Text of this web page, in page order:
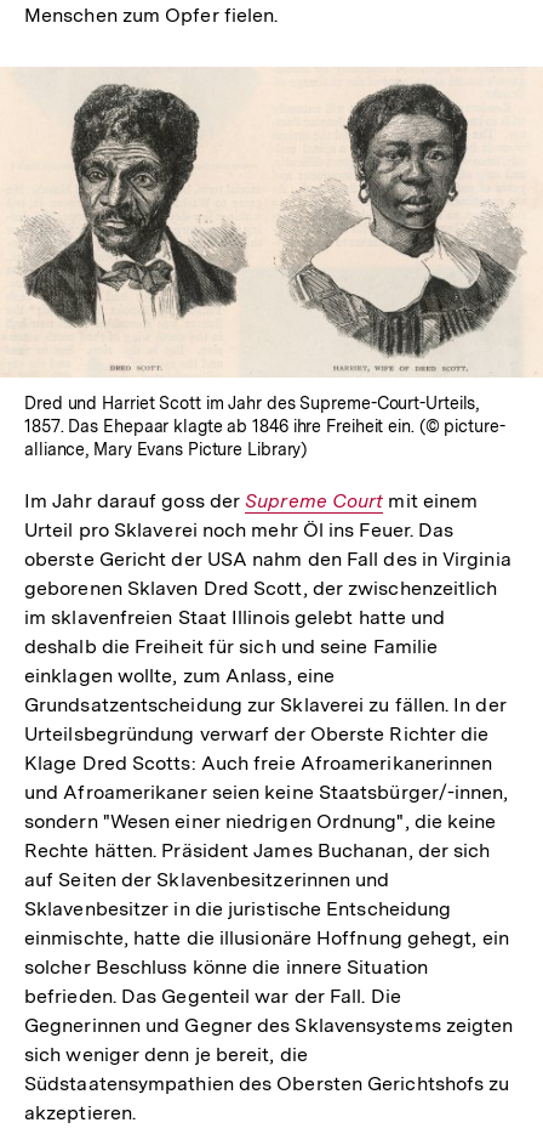
Link:
Menschen zum Opfer fielen.
Dred und Harriet Scott im Jahr des Supreme-Court-Urteils,
1857. Das Ehepaar klagte ab 1846 ihre Freiheit ein. (© picture-
alliance, Mary Evans Picture Library)
Im Jahr darauf goss derInterner
Link:
Supreme Court mit einem
Urteil pro Sklaverei noch mehr Öl ins Feuer. Das
oberste Gericht der USA nahm den Fall des in Virginia
geborenen Sklaven Dred Scott, der zwischenzeitlich
im sklavenfreien Staat Illinois gelebt hatte und
deshalb die Freiheit für sich und seine Familie
einklagen wollte, zum Anlass, eine
Grundsatzentscheidung zur Sklaverei zu fällen. In der
Urteilsbegründung verwarf der Oberste Richter die
Klage Dred Scotts: Auch freie Afroamerikanerinnen
und Afroamerikaner seien keine Staatsbürger/-innen,
sondern "Wesen einer niedrigen Ordnung", die keine
Rechte hätten. Präsident James Buchanan, der sich
auf Seiten der Sklavenbesitzerinnen und
Sklavenbesitzer in die juristische Entscheidung
einmischte, hatte die illusionäre Hoffnung gehegt, ein
solcher Beschluss könne die innere Situation
befrieden. Das Gegenteil war der Fall. Die
Gegnerinnen und Gegner des Sklavensystems zeigten
sich weniger denn je bereit, die
Südstaatensympathien des Obersten Gerichtshofs zu
akzeptieren.